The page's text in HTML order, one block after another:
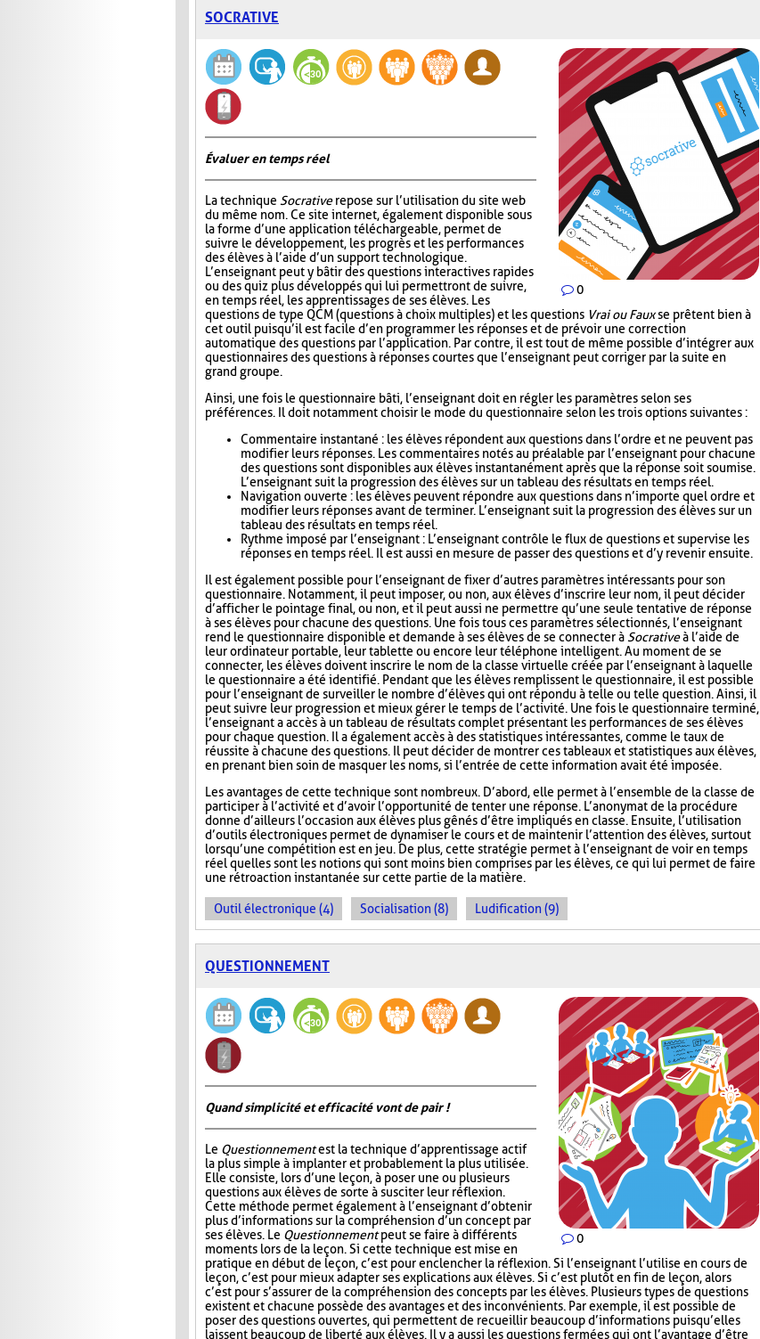
SOCRATIVE
0
Évaluer en temps réel
La technique Socrativerepose sur l’utilisation du site web
du même nom. Ce site internet, également disponible sous
la forme d’une application téléchargeable, permet de
suivre le développement, les progrès et les performances
des élèves à l’aide d’un support technologique.
L’enseignant peut y bâtir des questions interactives rapides
ou des quiz plus développés qui lui permettront de suivre,
en temps réel, les apprentissages de ses élèves. Les
questions de type QCM (questions à choix multiples) et les questions Vrai ou Fauxse prêtent bien à
cet outil puisqu’il est facile d’en programmer les réponses et de prévoir une correction
automatique des questions par l’application. Par contre, il est tout de même possible d’intégrer aux
questionnaires des questions à réponses courtes que l’enseignant peut corriger par la suite en
grand groupe.
Ainsi, une fois le questionnaire bâti, l’enseignant doit en régler les paramètres selon ses
préférences. Il doit notamment choisir le mode du questionnaire selon les trois options suivantes :
Commentaire instantané : les élèves répondent aux questions dans l’ordre et ne peuvent pas
modifier leurs réponses. Les commentaires notés au préalable par l’enseignant pour chacune
des questions sont disponibles aux élèves instantanément après que la réponse soit soumise.
L’enseignant suit la progression des élèves sur un tableau des résultats en temps réel.
Navigation ouverte : les élèves peuvent répondre aux questions dans n’importe quel ordre et
modifier leurs réponses avant de terminer. L’enseignant suit la progression des élèves sur un
tableau des résultats en temps réel.
Rythme imposé par l’enseignant : L’enseignant contrôle le flux de questions et supervise les
réponses en temps réel. Il est aussi en mesure de passer des questions et d’y revenir ensuite.
Il est également possible pour l’enseignant de fixer d’autres paramètres intéressants pour son
questionnaire. Notamment, il peut imposer, ou non, aux élèves d’inscrire leur nom, il peut décider
d’afficher le pointage final, ou non, et il peut aussi ne permettre qu’une seule tentative de réponse
à ses élèves pour chacune des questions. Une fois tous ces paramètres sélectionnés, l’enseignant
rend le questionnaire disponible et demande à ses élèves de se connecter àSocrativeà l’aide de
leur ordinateur portable, leur tablette ou encore leur téléphone intelligent. Au moment de se
connecter, les élèves doivent inscrire le nom de la classe virtuelle créée par l’enseignant à laquelle
le questionnaire a été identifié. Pendant que les élèves remplissent le questionnaire, il est possible
pour l’enseignant de surveiller le nombre d’élèves qui ont répondu à telle ou telle question. Ainsi, il
peut suivre leur progression et mieux gérer le temps de l’activité. Une fois le questionnaire terminé,
l’enseignant a accès à un tableau de résultats complet présentant les performances de ses élèves
pour chaque question. Il a également accès à des statistiques intéressantes, comme le taux de
réussite à chacune des questions. Il peut décider de montrer ces tableaux et statistiques aux élèves,
en prenant bien soin de masquer les noms, si l’entrée de cette information avait été imposée.
Les avantages de cette technique sont nombreux. D’abord, elle permet à l’ensemble de la classe de
participer à l’activité et d’avoir l’opportunité de tenter une réponse. L’anonymat de la procédure
donne d’ailleurs l’occasion aux élèves plus gênés d’être impliqués en classe. Ensuite, l’utilisation
d’outils électroniques permet de dynamiser le cours et de maintenir l’attention des élèves, surtout
lorsqu’une compétition est en jeu. De plus, cette stratégie permet à l’enseignant de voir en temps
réel quelles sont les notions qui sont moins bien comprises par les élèves, ce qui lui permet de faire
une rétroaction instantanée sur cette partie de la matière.
Outil électronique (4) Socialisation (8) Ludification (9)
QUESTIONNEMENT
0
Quand simplicité et efficacité vont de pair !
Le Questionnementest la technique d’apprentissage actif
la plus simple à implanter et probablement la plus utilisée.
Elle consiste, lors d’une leçon, à poser une ou plusieurs
questions aux élèves de sorte à susciter leur réflexion.
Cette méthode permet également à l’enseignant d’obtenir
plus d’informations sur la compréhension d’un concept par
ses élèves. Le Questionnementpeut se faire à différents
moments lors de la leçon. Si cette technique est mise en
pratique en début de leçon, c’est pour enclencher la réflexion. Si l’enseignant l’utilise en cours de
leçon, c’est pour mieux adapter ses explications aux élèves. Si c’est plutôt en fin de leçon, alors
c’est pour s’assurer de la compréhension des concepts par les élèves. Plusieurs types de questions
existent et chacune possède des avantages et des inconvénients. Par exemple, il est possible de
poser des questions ouvertes, qui permettent de recueillir beaucoup d’informations puisqu’elles
laissent beaucoup de liberté aux élèves. Il y a aussi les questions fermées qui ont l’avantage d’être